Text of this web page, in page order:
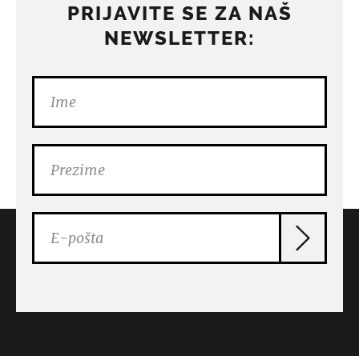
PRIJAVITE SE ZA NAŠ
NEWSLETTER: